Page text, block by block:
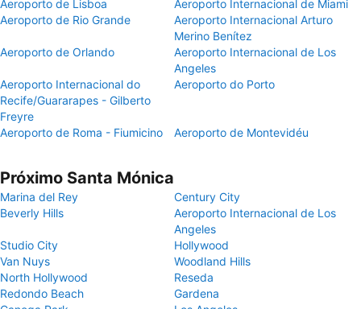
Aeroporto de Lisboa
Aeroporto Internacional de Miami
Aeroporto de Rio Grande
Aeroporto Internacional Arturo
Merino Benítez
Aeroporto de Orlando
Aeroporto Internacional de Los
Angeles
Aeroporto Internacional do
Recife/Guararapes - Gilberto
Freyre
Aeroporto do Porto
Aeroporto de Roma - Fiumicino Aeroporto de Montevidéu
Próximo Santa Mónica
Marina del Rey
Century City
Beverly Hills
Aeroporto Internacional de Los
Angeles
Studio City
Hollywood
Van Nuys
Woodland Hills
North Hollywood
Reseda
Redondo Beach
Gardena